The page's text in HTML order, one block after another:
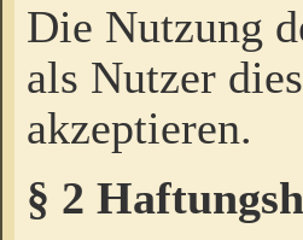
Die Nutzung
als Nutzer
akzeptieren.
§ 2